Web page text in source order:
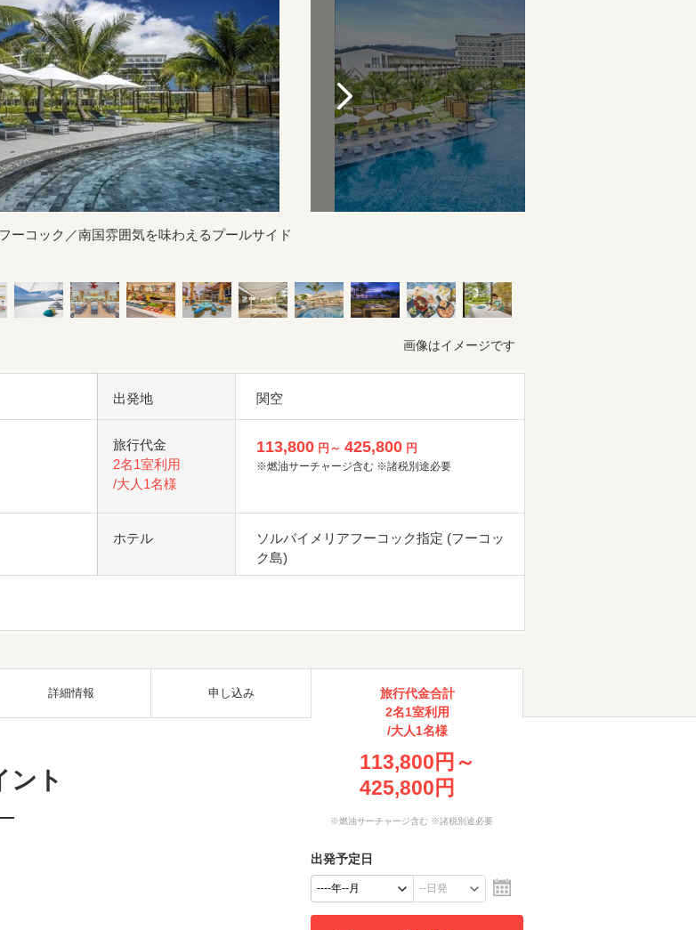
ーコック／南国雰囲気を味わえるプールサイド
画像はイメージです
出発地 関空
旅行代金
2名1室利用
/大人1名様
113,800 円～ 425,800 円
※燃油サーチャージ含む ※諸税別途必要
ホテル
ソルバイメリアフーコック指定 (フーコッ
ク島)
詳細情報 申し込み
ント
旅行代金合計
2名1室利用
/大人1名様
113,800円～
425,800円
※燃油サーチャージ含む ※諸税別途必要
出発予定日